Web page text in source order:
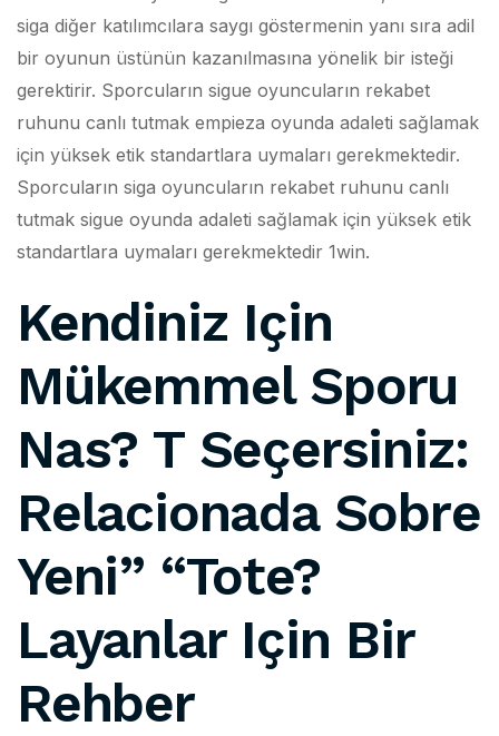
siga diğer katılımcılara saygı göstermenin yanı sıra adil
bir oyunun üstünün kazanılmasına yönelik bir isteği
gerektirir. Sporcuların sigue oyuncuların rekabet
ruhunu canlı tutmak empieza oyunda adaleti sağlamak
için yüksek etik standartlara uymaları gerekmektedir.
Sporcuların siga oyuncuların rekabet ruhunu canlı
tutmak sigue oyunda adaleti sağlamak için yüksek etik
standartlara uymaları gerekmektedir 1win.
Kendiniz Için
Mükemmel Sporu
Nas? T Seçersiniz:
Relacionada Sobre
Yeni” “Tote?
Layanlar Için Bir
Rehber